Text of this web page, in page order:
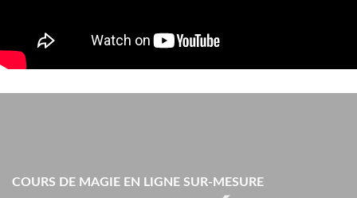
COURS DE MAGIE EN LIGNE SUR-MESURE